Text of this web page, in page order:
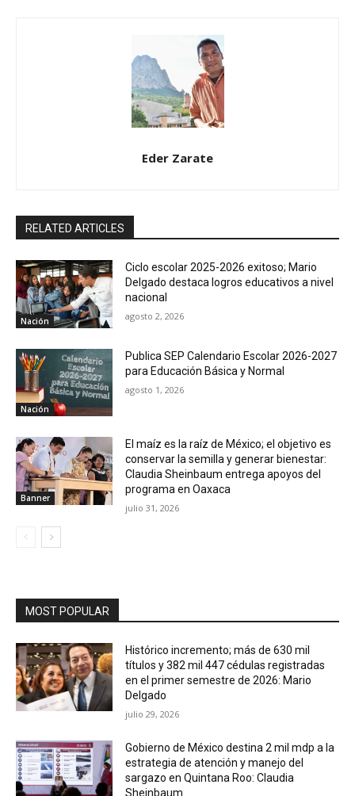
Eder Zarate
RELATED ARTICLES
Nación
Ciclo escolar 2025-2026 exitoso; Mario
Delgado destaca logros educativos a nivel
nacional
agosto 2, 2026
Nación
Publica SEP Calendario Escolar 2026-2027
para Educación Básica y Normal
agosto 1, 2026
Banner
El maíz es la raíz de México; el objetivo es
conservar la semilla y generar bienestar:
Claudia Sheinbaum entrega apoyos del
programa en Oaxaca
julio 31, 2026
MOST POPULAR
Histórico incremento; más de 630 mil
títulos y 382 mil 447 cédulas registradas
en el primer semestre de 2026: Mario
Delgado
julio 29, 2026
Gobierno de México destina 2 mil mdp a la
estrategia de atención y manejo del
sargazo en Quintana Roo: Claudia
Sheinbaum